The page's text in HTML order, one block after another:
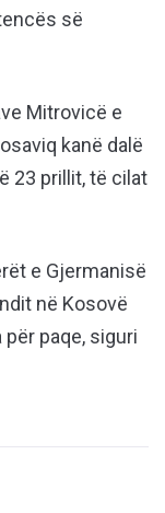
së
Mitrovicë e
kanë dalë
23 prillit, të cilat
e Gjermanisë
në Kosovë
paqe, siguri